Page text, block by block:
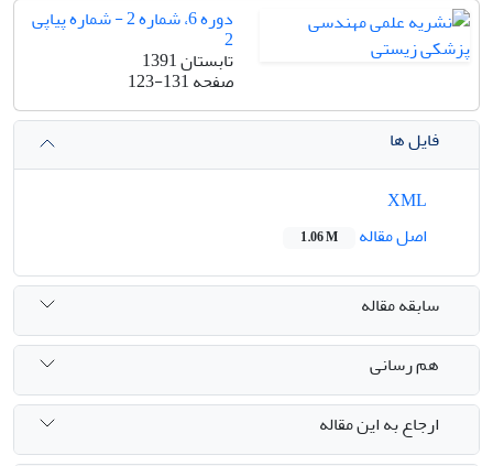
دوره 6، شماره 2 - شماره پیاپی
2
تابستان 1391
صفحه123-131
فایل ها
اصل مقاله
1.06 M
سابقه مقاله
هم رسانی
ارجاع به این مقاله